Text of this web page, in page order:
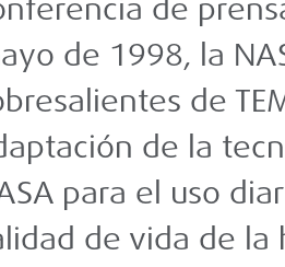
reconocidos
de
de 1998, la
de
de la
para el uso